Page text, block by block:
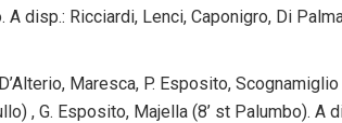
A disp.: Ricciardi, Lenci, Caponigro, Di
Maresca, P. Esposito,
, G. Esposito, Majella (8’ st Palumbo). A